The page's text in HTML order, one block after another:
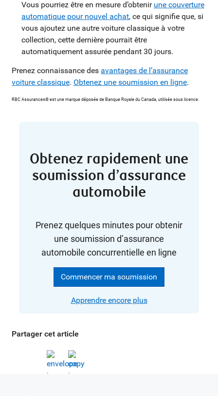
Partager cet article
Vous pourriez être en mesure d’obtenir une couverture
automatique pour nouvel achat, ce qui signifie que, si
vous ajoutez une autre voiture classique à votre
collection, cette dernière pourrait être
automatiquement assurée pendant 30 jours.
Prenez connaissance des avantages de l’assurance
voiture classique. Obtenez une soumission en ligne.
RBC Assurances® est une marque déposée de Banque Royale du Canada, utilisée sous licence.
Obtenez rapidement une
soumission d’assurance
automobile
Prenez quelques minutes pour obtenir
une soumission d’assurance
automobile concurrentielle en ligne
Commencer ma soumission
Apprendre encore plus